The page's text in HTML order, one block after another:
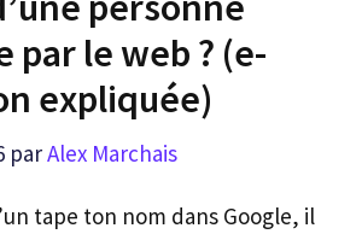
par le web ? (e-
expliquée)
parAlex Marchais
tape ton nom dans Google, il